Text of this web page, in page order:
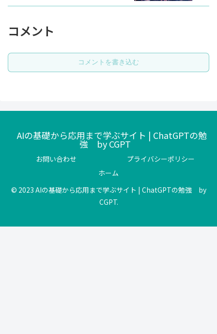
コメント
コメントを書き込む
AIの基礎から応用まで学ぶサイト | ChatGPTの勉
強 by CGPT
お問い合わせ
プライバシーポリシー
ホーム
© 2023 AIの基礎から応用まで学ぶサイト | ChatGPTの勉強 by
CGPT.